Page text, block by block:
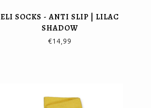
ELI SOCKS - ANTI SLIP | LILAC
SHADOW
€14,99